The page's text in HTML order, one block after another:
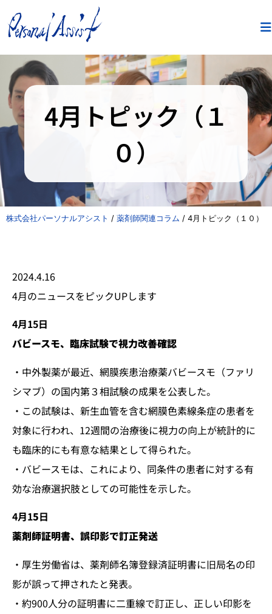
4月トピック（１
０）
株式会社パーソナルアシスト / 薬剤師関連コラム / 4月トピック（１０）
2024.4.16
4月のニュースをピックUPします
4月15日
バビースモ、臨床試験で視力改善確認
・中外製薬が最近、網膜疾患治療薬バビースモ（ファリ
シマブ）の国内第３相試験の成果を公表した。
・この試験は、新生血管を含む網膜色素線条症の患者を
対象に行われ、12週間の治療後に視力の向上が統計的に
も臨床的にも有意な結果として得られた。
・バビースモは、これにより、同条件の患者に対する有
効な治療選択肢としての可能性を示した。
4月15日
薬剤師証明書、誤印影で訂正発送
・厚生労働省は、薬剤師名簿登録済証明書に旧局名の印
影が誤って押されたと発表。
・約900人分の証明書に二重線で訂正し、正しい印影を